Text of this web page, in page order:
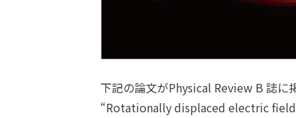
下記の論文がPhysical Review B 誌に
“Rotationally displaced electric